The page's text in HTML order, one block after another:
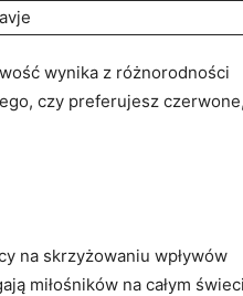
wynika ⁢z różnorodności
czy preferujesz ⁤czerwone,
na skrzyżowaniu wpływów
‌miłośników na całym